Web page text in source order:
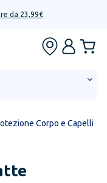
da 23,99€
Corpo e Capelli